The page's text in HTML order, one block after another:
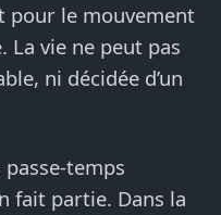
pour le mouvement
La vie ne peut pas
ni décidée d’un
temps
fait partie. Dans la